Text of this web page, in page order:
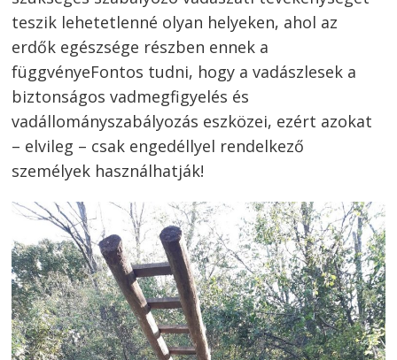
teszik lehetetlenné olyan helyeken, ahol az
erdők egészsége részben ennek a
függvényeFontos tudni, hogy a vadászlesek a
biztonságos vadmegfigyelés és
vadállományszabályozás eszközei, ezért azokat
– elvileg – csak engedéllyel rendelkező
személyek használhatják!